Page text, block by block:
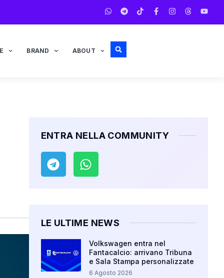
BRAND ABOUT
ENTRA NELLA COMMUNITY
LE ULTIME NEWS
Volkswagen entra nel
Fantacalcio: arrivano Tribuna
e Sala Stampa personalizzate
6 Agosto 2026